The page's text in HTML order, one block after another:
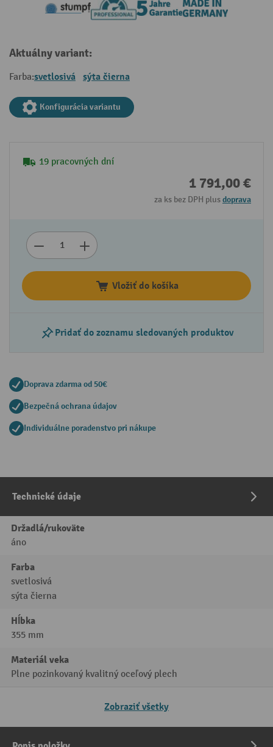
Aktuálny variant:
Farba:svetlosivá sýta čierna
Konfigurácia variantu
19 pracovných dní
1 791,00 €
za ks bez DPH plusdoprava
Vložiť do košíka
Pridať do zoznamu sledovaných produktov
Doprava zdarma od 50€
Bezpečná ochrana údajov
Individuálne poradenstvo pri nákupe
Technické údaje
Držadlá/rukoväte
áno
Farba
svetlosivá
sýta čierna
Hĺbka
355 mm
Materiál veka
Plne pozinkovaný kvalitný oceľový plech
Zobraziť všetky